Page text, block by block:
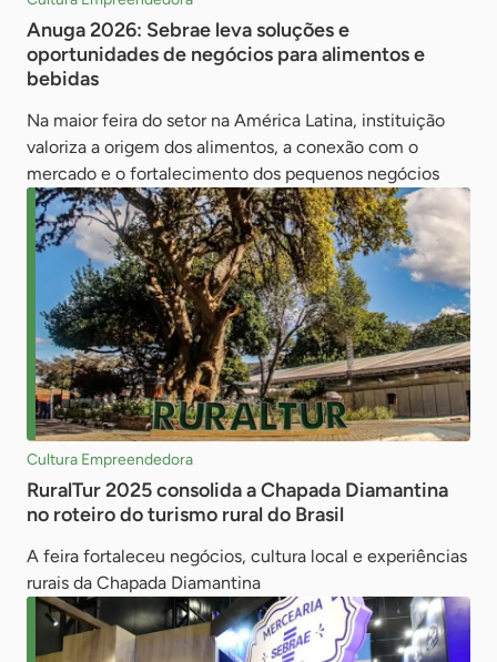
Anuga 2026: Sebrae leva soluções e
oportunidades de negócios para alimentos e
bebidas
Na maior feira do setor na América Latina, instituição
valoriza a origem dos alimentos, a conexão com o
mercado e o fortalecimento dos pequenos negócios
Cultura Empreendedora
RuralTur 2025 consolida a Chapada Diamantina
no roteiro do turismo rural do Brasil
A feira fortaleceu negócios, cultura local e experiências
rurais da Chapada Diamantina